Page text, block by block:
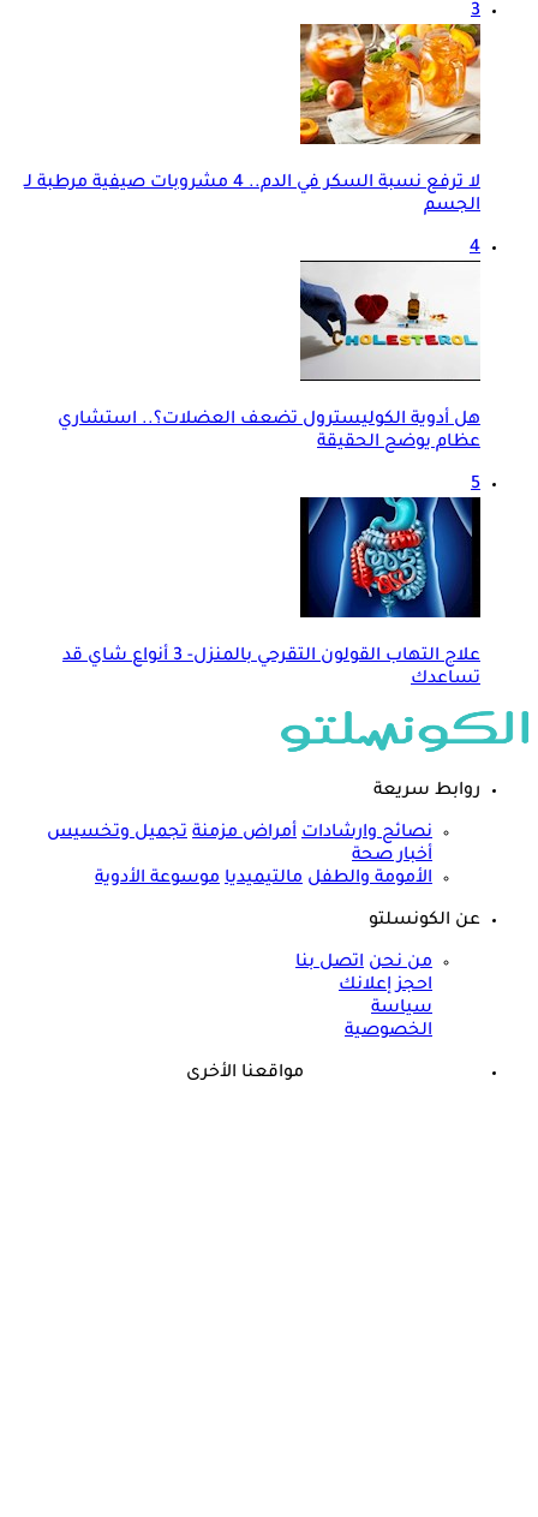
3
لا ترفع نسبة السكر في الدم.. 4 مشروبات صيفية مرطبة لـ
الجسم
4
هل أدوية الكوليسترول تضعف العضلات؟.. استشاري
عظام يوضح الحقيقة
5
علاج التهاب القولون التقرحي بالمنزل- 3 أنواع شاي قد
تساعدك
روابط سريعة
نصائح وارشادات أمراض مزمنة تجميل وتخسيس
أخبار صحة
الأمومة والطفل مالتيميديا موسوعة الأدوية
عن الكونسلتو
من نحن اتصل بنا
احجز إعلانك
سياسة
الخصوصية
مواقعنا الأخرى